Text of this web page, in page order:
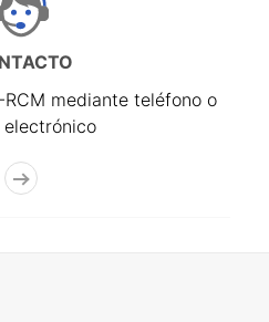
mediante teléfono o
electrónico